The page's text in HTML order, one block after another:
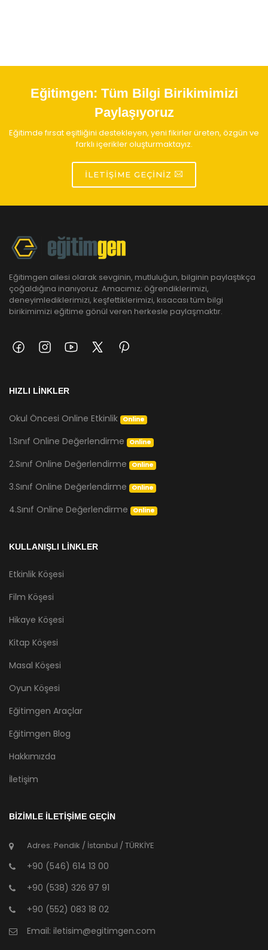
Eğitimgen: Tüm Bilgi Birikimimizi
Paylaşıyoruz
Eğitimde fırsat eşitliğini destekleyen, yeni fikirler üreten, özgün ve
farklı içerikler oluşturmaktayız.
İLETIŞIME GEÇINIZ
Eğitimgen ailesi olarak sevginin, mutluluğun, bilginin paylaştıkça
çoğaldığına inanıyoruz. Amacımız; öğrendiklerimizi,
deneyimlediklerimizi, keşfettiklerimizi, kısacası tüm bilgi
birikimimizi eğitime gönül veren herkesle paylaşmaktır.
HIZLI LİNKLER
Okul Öncesi Online Etkinlik Online
1.Sınıf Online Değerlendirme Online
2.Sınıf Online Değerlendirme Online
3.Sınıf Online Değerlendirme Online
4.Sınıf Online Değerlendirme Online
KULLANIŞLI LİNKLER
Etkinlik Köşesi
Film Köşesi
Hikaye Köşesi
Kitap Köşesi
Masal Köşesi
Oyun Köşesi
Eğitimgen Araçlar
Eğitimgen Blog
Hakkımızda
İletişim
BİZİMLE İLETİŞİME GEÇİN
Adres: Pendik / İstanbul / TÜRKİYE
+90 (546) 614 13 00
+90 (538) 326 97 91
+90 (552) 083 18 02
Email: iletisim@egitimgen.com